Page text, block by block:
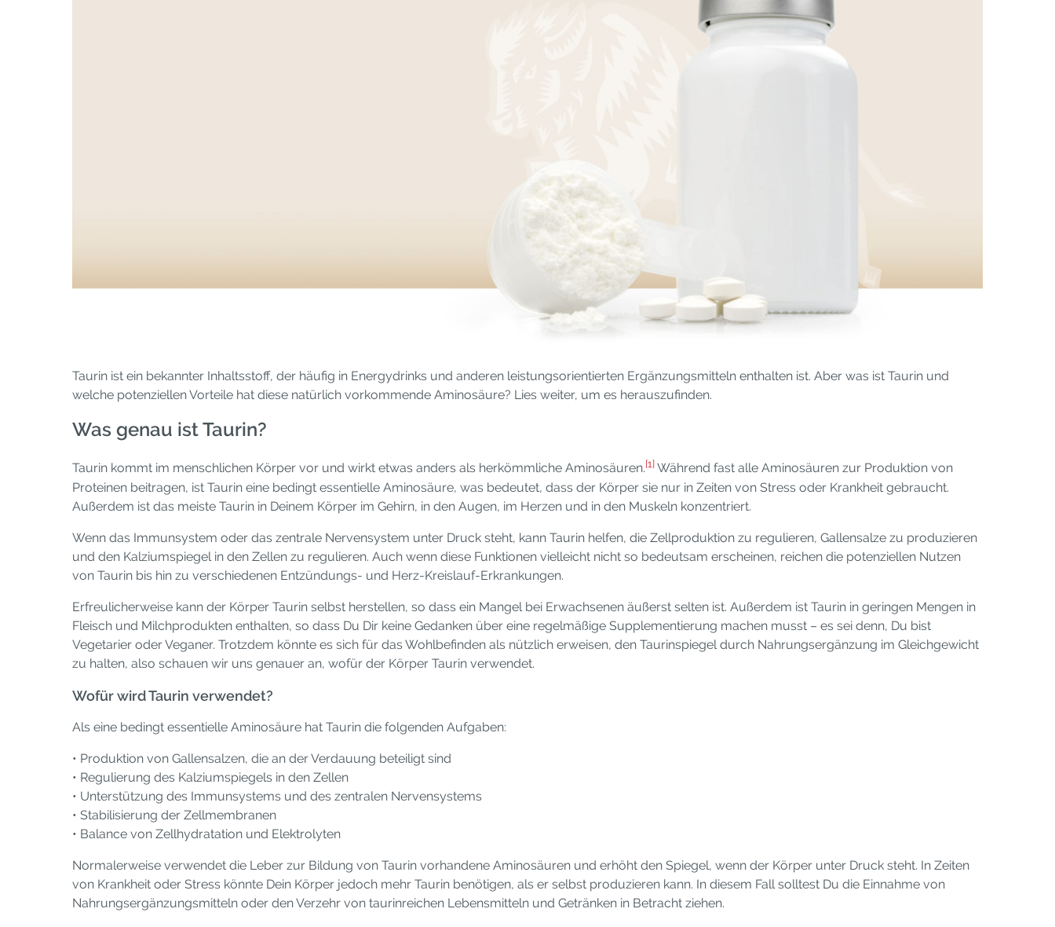
Taurin ist ein bekannter Inhaltsstoff, der häufig in Energydrinks und anderen leistungsorientierten Ergänzungsmitteln enthalten ist. Aber was ist Taurin und
welche potenziellen Vorteile hat diese natürlich vorkommende Aminosäure? Lies weiter, um es herauszufinden.
Was genau ist Taurin?
Taurin kommt im menschlichen Körper vor und wirkt etwas anders als herkömmliche Aminosäuren.[1] Während fast alle Aminosäuren zur Produktion von
Proteinen beitragen, ist Taurin eine bedingt essentielle Aminosäure, was bedeutet, dass der Körper sie nur in Zeiten von Stress oder Krankheit gebraucht.
Außerdem ist das meiste Taurin in Deinem Körper im Gehirn, in den Augen, im Herzen und in den Muskeln konzentriert.
Wenn das Immunsystem oder das zentrale Nervensystem unter Druck steht, kann Taurin helfen, die Zellproduktion zu regulieren, Gallensalze zu produzieren
und den Kalziumspiegel in den Zellen zu regulieren. Auch wenn diese Funktionen vielleicht nicht so bedeutsam erscheinen, reichen die potenziellen Nutzen
von Taurin bis hin zu verschiedenen Entzündungs- und Herz-Kreislauf-Erkrankungen.
Erfreulicherweise kann der Körper Taurin selbst herstellen, so dass ein Mangel bei Erwachsenen äußerst selten ist. Außerdem ist Taurin in geringen Mengen in
Fleisch und Milchprodukten enthalten, so dass Du Dir keine Gedanken über eine regelmäßige Supplementierung machen musst – es sei denn, Du bist
Vegetarier oder Veganer. Trotzdem könnte es sich für das Wohlbefinden als nützlich erweisen, den Taurinspiegel durch Nahrungsergänzung im Gleichgewicht
zu halten, also schauen wir uns genauer an, wofür der Körper Taurin verwendet.
Wofür wird Taurin verwendet?
Als eine bedingt essentielle Aminosäure hat Taurin die folgenden Aufgaben:
• Produktion von Gallensalzen, die an der Verdauung beteiligt sind
• Regulierung des Kalziumspiegels in den Zellen
• Unterstützung des Immunsystems und des zentralen Nervensystems
• Stabilisierung der Zellmembranen
• Balance von Zellhydratation und Elektrolyten
Normalerweise verwendet die Leber zur Bildung von Taurin vorhandene Aminosäuren und erhöht den Spiegel, wenn der Körper unter Druck steht. In Zeiten
von Krankheit oder Stress könnte Dein Körper jedoch mehr Taurin benötigen, als er selbst produzieren kann. In diesem Fall solltest Du die Einnahme von
Nahrungsergänzungsmitteln oder den Verzehr von taurinreichen Lebensmitteln und Getränken in Betracht ziehen.